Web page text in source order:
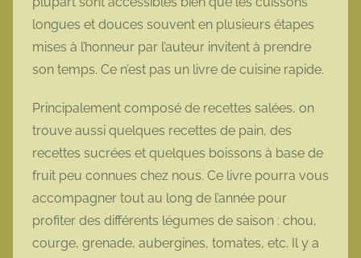
longues et douces souvent en plusieurs étapes
mises à l’honneur par l’auteur invitent à prendre
son temps. Ce n’est pas un livre de cuisine rapide.
Principalement composé de recettes salées, on
trouve aussi quelques recettes de pain, des
recettes sucrées et quelques boissons à base de
fruit peu connues chez nous. Ce livre pourra vous
accompagner tout au long de l’année pour
profiter des différents légumes de saison : chou,
courge, grenade, aubergines, tomates, etc. Il y a